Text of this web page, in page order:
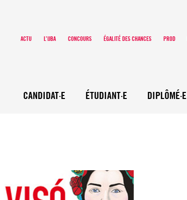
ACTU L’IJBA CONCOURS ÉGALITÉ DES CHANCES PROD
CANDIDAT·E ÉTUDIANT·E DIPLÔMÉ·E